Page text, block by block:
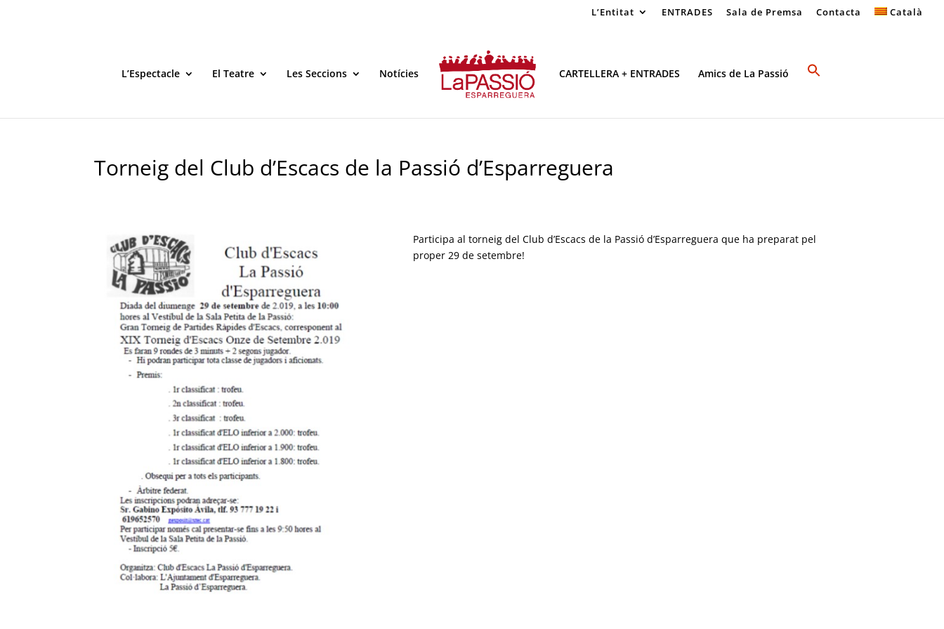
L’Entitat ENTRADES Sala de Premsa Contacta Català
L’Espectacle El Teatre Les Seccions Notícies CARTELLERA + ENTRADES Amics de La Passió
Torneig del Club d’Escacs de la Passió d’Esparreguera
Participa al torneig del Club d’Escacs de la Passió d’Esparreguera que ha preparat pel
proper 29 de setembre!